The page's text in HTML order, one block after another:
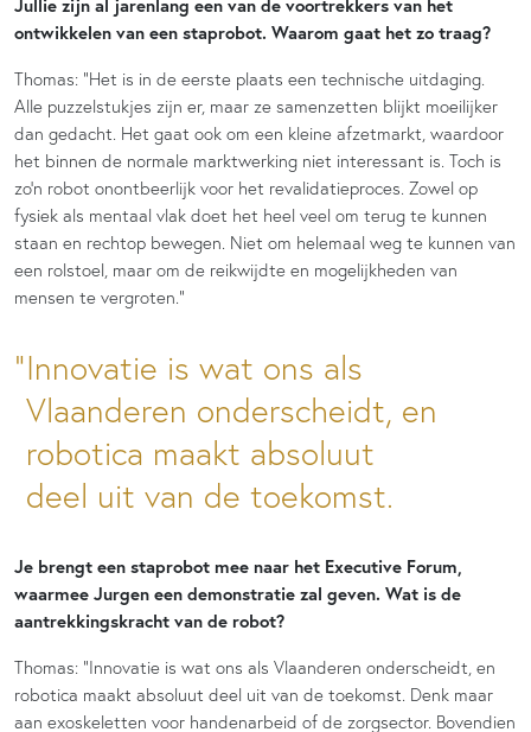
Jullie zijn al jarenlang een van de voortrekkers van het
ontwikkelen van een staprobot. Waarom gaat het zo traag?
Thomas: “Het is in de eerste plaats een technische uitdaging.
Alle puzzelstukjes zijn er, maar ze samenzetten blijkt moeilijker
dan gedacht. Het gaat ook om een kleine afzetmarkt, waardoor
het binnen de normale marktwerking niet interessant is. Toch is
zo’n robot onontbeerlijk voor het revalidatieproces. Zowel op
fysiek als mentaal vlak doet het heel veel om terug te kunnen
staan en rechtop bewegen. Niet om helemaal weg te kunnen van
een rolstoel, maar om de reikwijdte en mogelijkheden van
mensen te vergroten.”
Innovatie is wat ons als
Vlaanderen onderscheidt, en
robotica maakt absoluut
deel uit van de toekomst.
Je brengt een staprobot mee naar het Executive Forum,
waarmee Jurgen een demonstratie zal geven. Wat is de
aantrekkingskracht van de robot?
Thomas: “Innovatie is wat ons als Vlaanderen onderscheidt, en
robotica maakt absoluut deel uit van de toekomst. Denk maar
aan exoskeletten voor handenarbeid of de zorgsector. Bovendien